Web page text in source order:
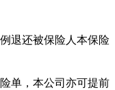
退还被保险人本保险
单，本公司亦可提前